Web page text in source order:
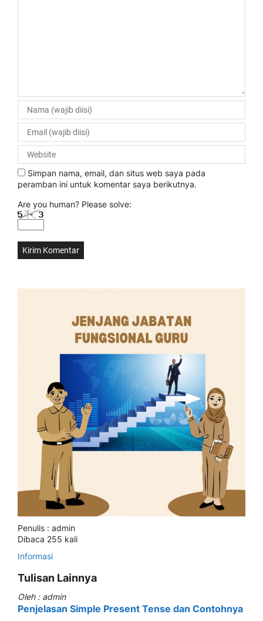
Simpan nama, email, dan situs web saya pada
peramban ini untuk komentar saya berikutnya.
Are you human? Please solve:
Penulis : admin
Dibaca 255 kali
Informasi
Tulisan Lainnya
Oleh : admin
Penjelasan Simple Present Tense dan Contohnya